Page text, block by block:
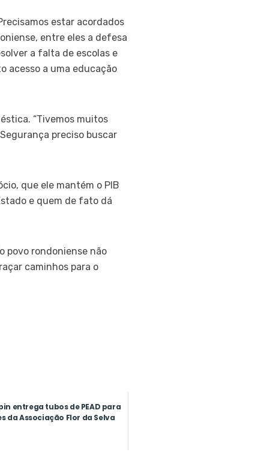
estar acordados
entre eles a defesa
a falta de escolas e
acesso a uma educação
“Tivemos muitos
preciso buscar
que ele mantém o PIB
e quem de fato dá
povo rondoniense não
caminhos para o
entrega tubos de PEAD para
da Associação Flor da Selva